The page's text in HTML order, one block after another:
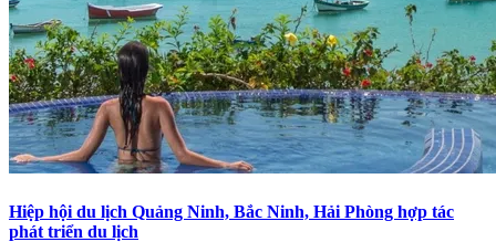
Hiệp hội du lịch Quảng Ninh, Bắc Ninh, Hải Phòng hợp tác
phát triển du lịch